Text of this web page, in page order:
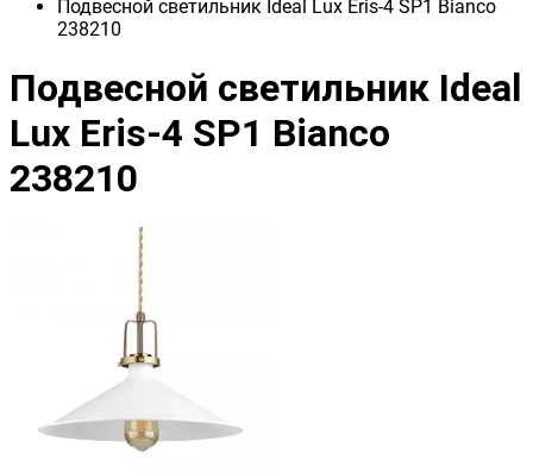
Подвесной светильник Ideal Lux Eris-4 SP1 Bianco
238210
Подвесной светильник Ideal
Lux Eris-4 SP1 Bianco
238210